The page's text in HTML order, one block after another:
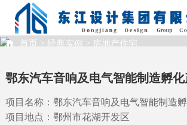
首页 > 经典实例 > 房地产住宅
经典实例
鄂东汽车音响及电气智能制造孵
项目名称：鄂东汽车音响及电气智能制造
项目地点： 鄂州市花湖开发区